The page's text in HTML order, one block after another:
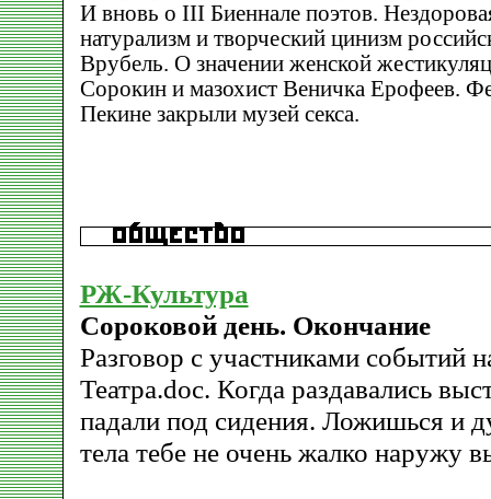
И вновь о III Биеннале поэтов.
натурализм и творческий цинизм
Врубель. О значении женской
Сорокин и мазохист Веничка Ерофеев.
Пекине закрыли музей секса.
РЖ-Культура
Сороковой день. Окончание
Разговор с участниками событий
Театра.doc. Когда раздавались
падали под сидения. Ложишься и
тела тебе не очень жалко наружу